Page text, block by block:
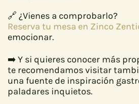
🔗 ¿Vienes a comprobarlo?
Reserva tu mesa en Zinco
emocionar.
➡️ Y si quieres conocer más
te recomendamos visitar
una fuente de inspiración
paladares inquietos.